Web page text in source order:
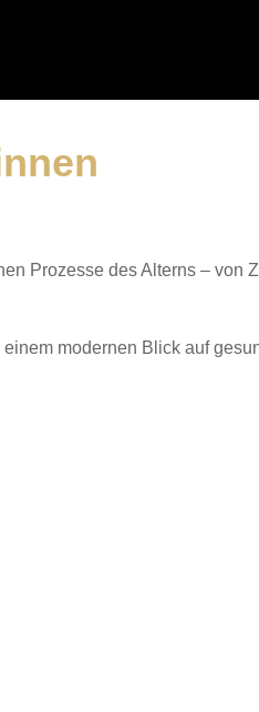
Prozesse des Alterns – von
modernen Blick auf